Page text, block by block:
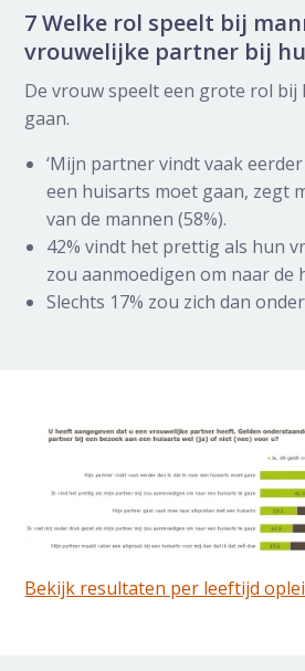
7 Welke rol speelt bij
vrouwelijke partner bij
De vrouw speelt een grote rol bij
gaan.
‘Mijn partner vindt vaak
een huisarts moet gaan, zegt
van de mannen (58%).
42% vindt het prettig als hun
zou aanmoedigen om naar de
Slechts 17% zou zich dan
Bekijk resultaten per leeftijd